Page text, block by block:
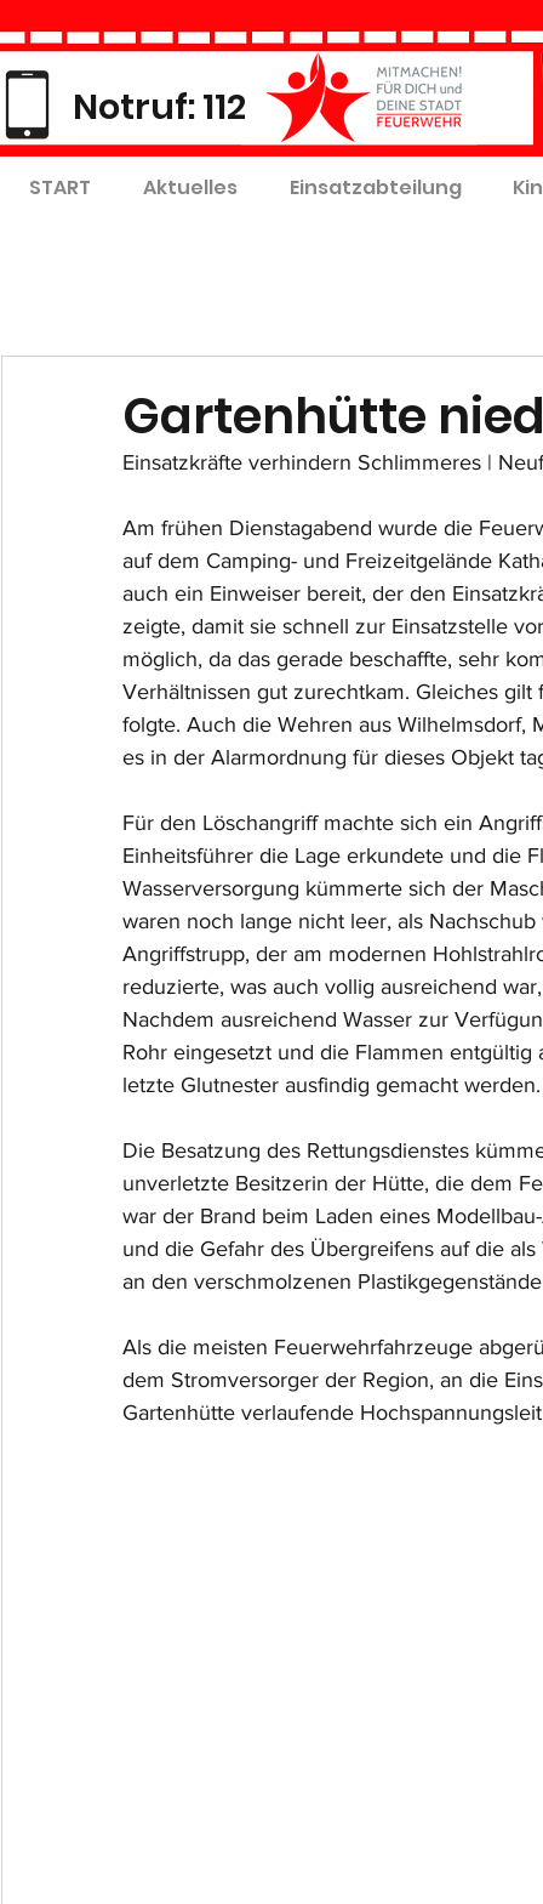
Notruf: 112
START Aktuelles Einsatzabteilung
Gartenhütte
Einsatzkräfte verhindern Schlimmeres |
Am frühen Dienstagabend wurde die
auf dem Camping- und Freizeitgelände
auch ein Einweiser bereit, der den
zeigte, damit sie schnell zur Einsatzstelle
möglich, da das gerade beschaffte, sehr
Verhältnissen gut zurechtkam. Gleiches
folgte. Auch die Wehren aus Wilhelmsdorf,
es in der Alarmordnung für dieses Objekt
Für den Löschangriff machte sich ein
Einheitsführer die Lage erkundete und die
Wasserversorgung kümmerte sich der
waren noch lange nicht leer, als
Angriffstrupp, der am modernen
reduzierte, was auch vollig ausreichend
Nachdem ausreichend Wasser zur
Rohr eingesetzt und die Flammen
letzte Glutnester ausfindig gemacht werden.
Die Besatzung des Rettungsdienstes
unverletzte Besitzerin der Hütte, die dem
war der Brand beim Laden eines
und die Gefahr des Übergreifens auf die
an den verschmolzenen
Als die meisten Feuerwehrfahrzeuge
dem Stromversorger der Region, an die
Gartenhütte verlaufende